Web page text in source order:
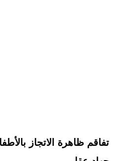
تفاقم ظاهرة الاتجاز